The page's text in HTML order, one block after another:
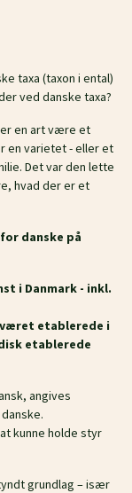
taxa (taxon i ental)
ved danske taxa?
en art være et
en varietet - eller et
Det var den lette
hvad der er et
danske på
i Danmark - inkl.
etablerede i
etablerede
angives
kunne holde styr
grundlag – især